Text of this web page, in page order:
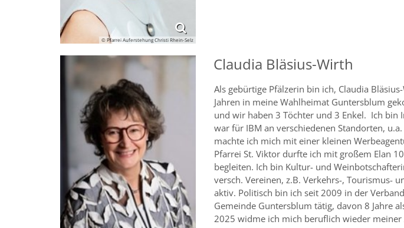
© Pfarrei Auferstehung Christi Rhein-Selz
Claudia Bläsius-Wirth
Als gebürtige Pfälzerin bin ich, Claudia
Jahren in meine Wahlheimat Guntersblum
und wir haben 3 Töchter und 3 Enkel. Ich bin
war für IBM an verschiedenen Standorten,
machte ich mich mit einer kleinen
Pfarrei St. Viktor durfte ich mit großem Elan
begleiten. Ich bin Kultur- und
versch. Vereinen, z.B. Verkehrs-, Tourismus-
aktiv. Politisch bin ich seit 2009 in der
Gemeinde Guntersblum tätig, davon 8 Jahre
2025 widme ich mich beruflich wieder meiner